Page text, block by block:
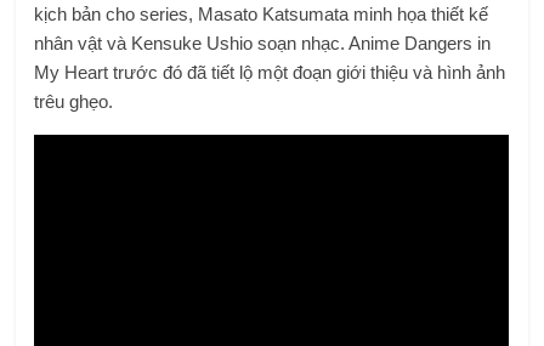
kịch bản cho series, Masato Katsumata minh họa thiết kế
nhân vật và Kensuke Ushio soạn nhạc. Anime Dangers in
My Heart trước đó đã tiết lộ một đoạn giới thiệu và hình ảnh
trêu ghẹo.